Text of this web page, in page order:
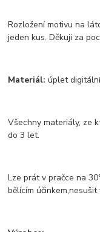
Rozložení motivu na
jeden kus. Děkuji za
Materiál: úplet
Všechny materiály, ze
do 3 let.
Lze prát v pračce na
bělícím